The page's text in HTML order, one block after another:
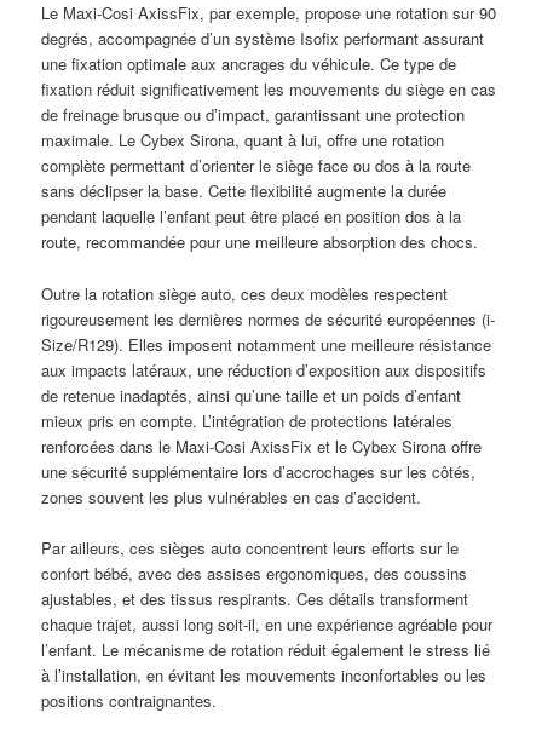
Le Maxi-Cosi AxissFix, par exemple, propose une rotation sur 90
degrés, accompagnée d’un système Isofix performant assurant
une fixation optimale aux ancrages du véhicule. Ce type de
fixation réduit significativement les mouvements du siège en cas
de freinage brusque ou d’impact, garantissant une protection
maximale. Le Cybex Sirona, quant à lui, offre une rotation
complète permettant d’orienter le siège face ou dos à la route
sans déclipser la base. Cette flexibilité augmente la durée
pendant laquelle l’enfant peut être placé en position dos à la
route, recommandée pour une meilleure absorption des chocs.
Outre la rotation siège auto, ces deux modèles respectent
rigoureusement les dernières normes de sécurité européennes (i-
Size/R129). Elles imposent notamment une meilleure résistance
aux impacts latéraux, une réduction d’exposition aux dispositifs
de retenue inadaptés, ainsi qu’une taille et un poids d’enfant
mieux pris en compte. L’intégration de protections latérales
renforcées dans le Maxi-Cosi AxissFix et le Cybex Sirona offre
une sécurité supplémentaire lors d’accrochages sur les côtés,
zones souvent les plus vulnérables en cas d’accident.
Par ailleurs, ces sièges auto concentrent leurs efforts sur le
confort bébé, avec des assises ergonomiques, des coussins
ajustables, et des tissus respirants. Ces détails transforment
chaque trajet, aussi long soit-il, en une expérience agréable pour
l’enfant. Le mécanisme de rotation réduit également le stress lié
à l’installation, en évitant les mouvements inconfortables ou les
positions contraignantes.